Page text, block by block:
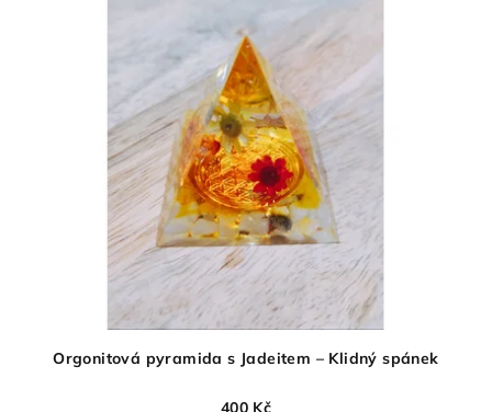
Orgonitová pyramida s Jadeitem – Klidný spánek
400 Kč